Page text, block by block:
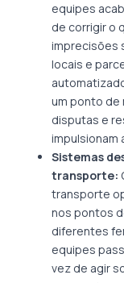
equipes
de corrigir o
imprecisões
locais e
um ponto de
disputas e
impulsionam
Sistemas
transporte:
transporte
nos pontos
diferentes
equipes
vez de agir